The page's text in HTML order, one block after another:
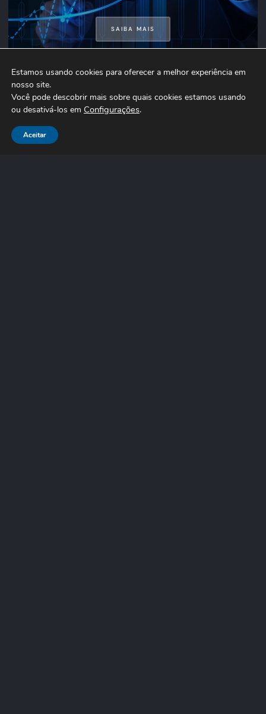
SAIBA MAIS
Estamos usando cookies para oferecer a melhor experiência em
nosso site.
Você pode descobrir mais sobre quais cookies estamos usando
ou desativá-los em Configurações.
Aceitar